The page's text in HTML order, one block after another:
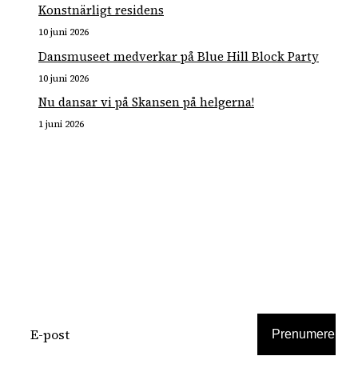
Konstnärligt residens
10 juni 2026
Dansmuseet medverkar på Blue Hill Block Party
10 juni 2026
Nu dansar vi på Skansen på helgerna!
1 juni 2026
Prenumerera